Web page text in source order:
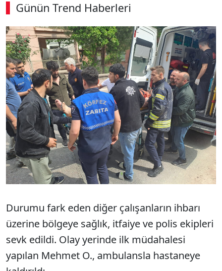
Günün Trend Haberleri
SÖZCÜ SON DAKİKA
Durumu fark eden diğer çalışanların ihbarı
üzerine bölgeye sağlık, itfaiye ve polis ekipleri
sevk edildi. Olay yerinde ilk müdahalesi
yapılan Mehmet O., ambulansla hastaneye